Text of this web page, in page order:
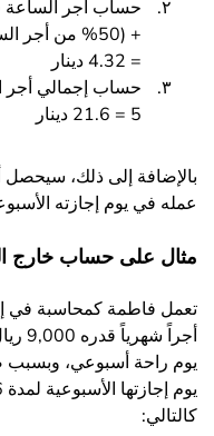
حساب أجر الساعة
= 4.32 دينار
5 = 21.6 دينار
بالإضافة إلى ذلك،
عمله في يوم إجازته
مثال على حساب خارج
تعمل فاطمة كمحاسبة في
يوم راحة أسبوعي،
كالتالي: